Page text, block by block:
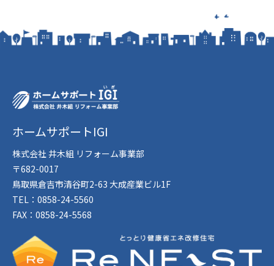
ホームサポートIGI
株式会社 井木組 リフォーム事業部
〒682-0017
鳥取県倉吉市清谷町2-63 大成産業ビル1F
TEL：0858-24-5560
FAX：0858-24-5568